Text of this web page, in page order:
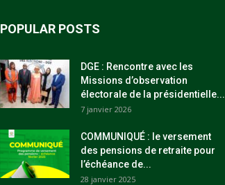
POPULAR POSTS
DGE : Rencontre avec les
Missions d’observation
électorale de la présidentielle...
7 janvier 2026
COMMUNIQUÉ : le versement
des pensions de retraite pour
l’échéance de...
28 janvier 2025